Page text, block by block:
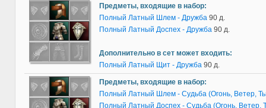
Предметы, входящие в набор:
Полный Латный Шлем - Дружба 90 д.
Полный Латный Доспех - Дружба 90 д.
Дополнительно в сет может входить:
Полный Латный Щит - Дружба 90 д.
Предметы, входящие в набор:
Полный Латный Шлем - Судьба (Огонь, Ветер,
Полный Латный Доспех - Судьба (Огонь, Ветер,